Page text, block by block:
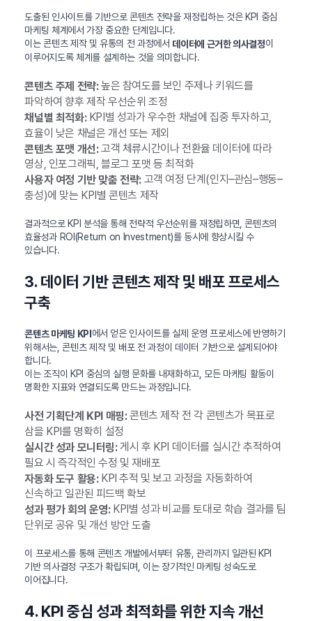
도출된 인사이트를 기반으로 콘텐츠 전략을 재정립하는 것은 KPI 중심
마케팅 체계에서 가장 중요한 단계입니다.
이는 콘텐츠 제작 및 유통의 전 과정에서 데이터에 근거한 의사결정이
이루어지도록 체계를 설계하는 것을 의미합니다.
콘텐츠 주제 전략:높은 참여도를 보인 주제나 키워드를
파악하여 향후 제작 우선순위 조정
채널별 최적화:KPI별 성과가 우수한 채널에 집중 투자하고,
효율이 낮은 채널은 개선 또는 제외
콘텐츠 포맷 개선:고객 체류시간이나 전환율 데이터에 따라
영상, 인포그래픽, 블로그 포맷 등 최적화
사용자 여정 기반 맞춤 전략:고객 여정 단계(인지–관심–행동–
충성)에 맞는 KPI별 콘텐츠 제작
결과적으로 KPI 분석을 통해 전략적 우선순위를 재정립하면, 콘텐츠의
효율성과 ROI(Return on Investment)를 동시에 향상시킬 수
있습니다.
3. 데이터 기반 콘텐츠 제작 및 배포 프로세스
구축
콘텐츠 마케팅 KPI 에서 얻은 인사이트를 실제 운영 프로세스에 반영하기
위해서는, 콘텐츠 제작 및 배포 전 과정이 데이터 기반으로 설계되어야
합니다.
이는 조직이 KPI 중심의 실행 문화를 내재화하고, 모든 마케팅 활동이
명확한 지표와 연결되도록 만드는 과정입니다.
사전 기획단계 KPI 매핑:콘텐츠 제작 전 각 콘텐츠가 목표로
삼을 KPI를 명확히 설정
실시간 성과 모니터링:게시 후 KPI 데이터를 실시간 추적하여
필요 시 즉각적인 수정 및 재배포
자동화 도구 활용:KPI 추적 및 보고 과정을 자동화하여
신속하고 일관된 피드백 확보
성과 평가 회의 운영:KPI별 성과 비교를 토대로 학습 결과를 팀
단위로 공유 및 개선 방안 도출
이 프로세스를 통해 콘텐츠 개발에서부터 유통, 관리까지 일관된 KPI
기반 의사결정 구조가 확립되며, 이는 장기적인 마케팅 성숙도로
이어집니다.
4. KPI 중심 성과 최적화를 위한 지속 개선